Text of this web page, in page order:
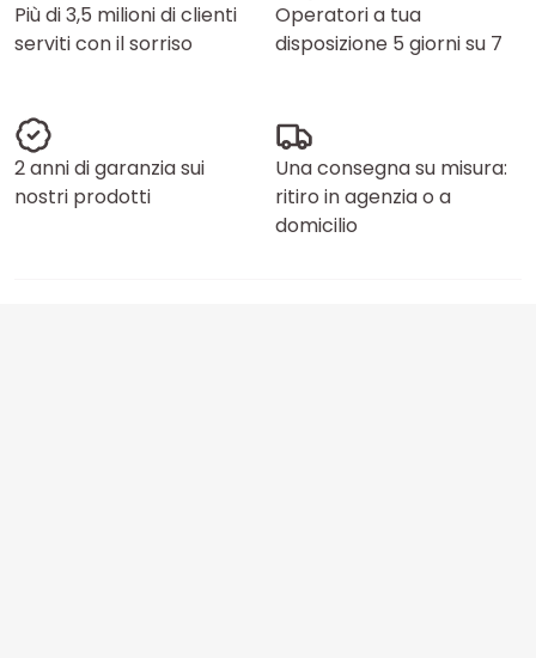
Più di 3,5 milioni di clienti
serviti con il sorriso
Operatori a tua
disposizione 5 giorni su 7
2 anni di garanzia sui
nostri prodotti
Una consegna su misura:
ritiro in agenzia o a
domicilio